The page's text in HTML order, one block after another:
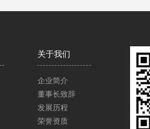
关于我们
企业简介
董事长致辞
发展历程
荣誉资质